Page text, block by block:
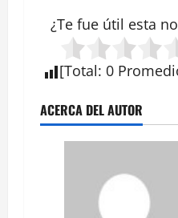
¿Te fue útil esta
[Total: 0
ACERCA DEL AUTOR